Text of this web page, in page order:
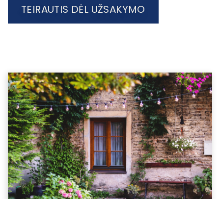
TEIRAUTIS DĖL UŽSAKYMO